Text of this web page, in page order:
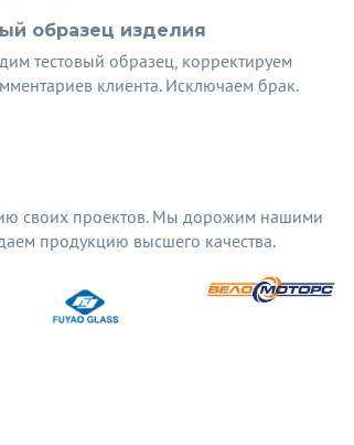
образец изделия
тестовый образец, корректируем
клиента. Исключаем брак.
своих проектов. Мы дорожим нашими
продукцию высшего качества.